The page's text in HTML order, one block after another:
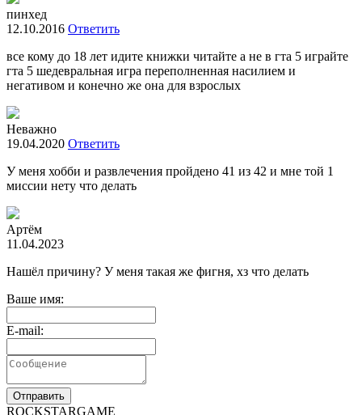
пинхед
12.10.2016 Ответить
все кому до 18 лет идите книжки читайте а не в гта 5 играйте
гта 5 шедевральная игра переполненная насилием и
негативом и конечно же она для взрослых
Неважно
19.04.2020 Ответить
У меня хобби и развлечения пройдено 41 из 42 и мне той 1
миссии нету что делать
Артём
11.04.2023
Нашёл причину? У меня такая же фигня, хз что делать
Ваше имя:
E-mail:
Отправить
ROCKSTARGAME